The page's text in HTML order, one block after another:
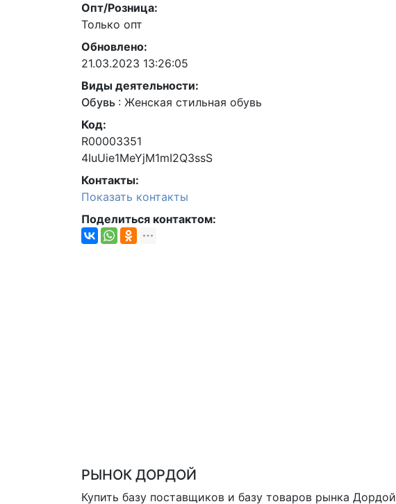
Опт/Розница:
Только опт
Обновлено:
21.03.2023 13:26:05
Виды деятельности:
Обувь : Женская стильная обувь
Код:
R00003351
4IuUie1MeYjM1mI2Q3ssS
Контакты:
Показать контакты
Поделиться контактом:
РЫНОК ДОРДОЙ
Купить базу поставщиков и базу товаров рынка Дордой